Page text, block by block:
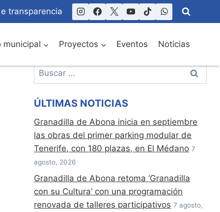
transparencia
municipal Proyectos Eventos Noticias
Buscar:
ÚLTIMAS NOTICIAS
Granadilla de Abona inicia en septiembre
las obras del primer parking modular de
Tenerife, con 180 plazas, en El Médano 7
agosto, 2026
Granadilla de Abona retoma ‘Granadilla
con su Cultura’ con una programación
renovada de talleres participativos 7 agosto,